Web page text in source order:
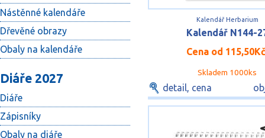
Nástěnné kalendáře
Dřevěné obrazy
Obaly na kalendáře
Diáře 2027
Diáře
Zápisníky
Obaly na diáře
Kalendář Herbarium
Kalendář N144-
Cena od 115,50Kč
Skladem 1000ks
detail, cena